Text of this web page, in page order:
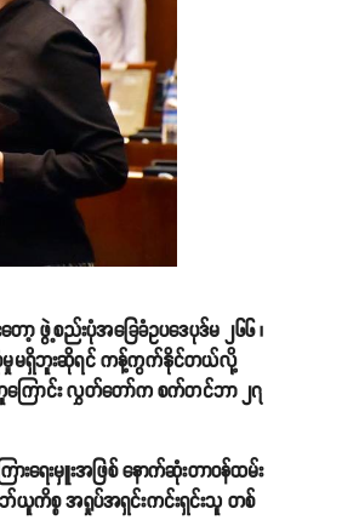
ဖွဲ့စည်းပုံအခြေခံဥပဒေပုဒ်မ ၂၆၆ ၊
စုံမှုမရှိဘူးဆိုရင် ကန့်ကွက်နိုင်တယ်လို့
ြောင်း လွှတ်တော်က စက်တင်ဘာ ၂၇
းရေးမှူးအဖြစ် နောက်ဆုံးတာဝန်ထမ်း
ယူကိစ္စ အရှုပ်အရှင်းကင်းရှင်းသူ တစ်